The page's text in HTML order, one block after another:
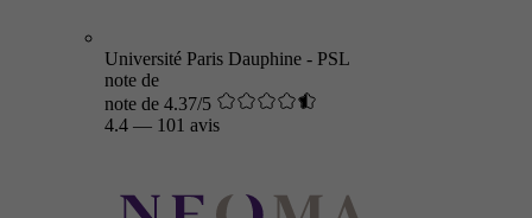
Université Paris Dauphine - PSL
note de
note de 4.37/5
4.4 — 101 avis